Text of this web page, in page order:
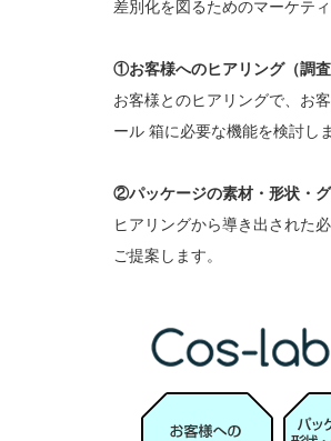
差別化を図るためのマーケテ
①お客様へのヒアリング（調査
お客様とのヒアリングで、お
ール 箱に必要な機能を検討しま
②パッケージの素材・形状・
ヒアリングから導き出された
ご提案します。